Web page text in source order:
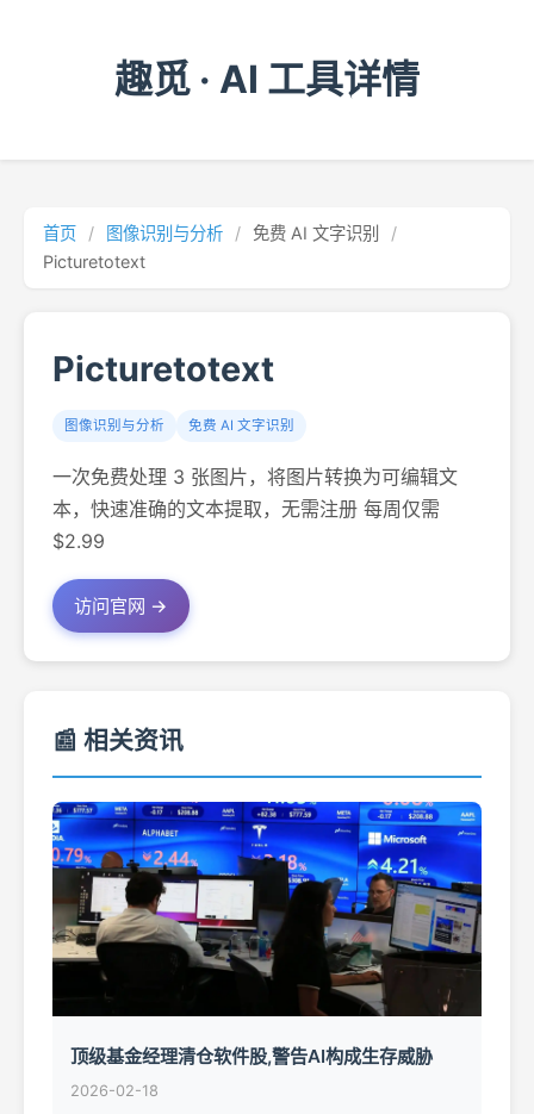
趣觅 · AI 工具详情
首页 / 图像识别与分析 / 免费 AI 文字识别
/
Picturetotext
Picturetotext
图像识别与分析 免费 AI 文字识别
一次免费处理 3 张图片，将图片转换为可编辑文
本，快速准确的文本提取，无需注册 每周仅需
$2.99
访问官网 →
📰 相关资讯
顶级基金经理清仓软件股,警告AI构成生存威胁
2026-02-18